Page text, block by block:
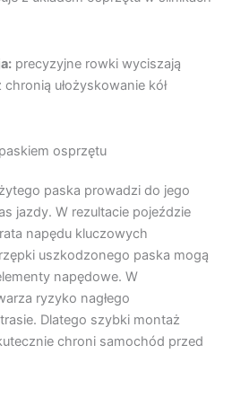
precyzyjne rowki wyciszają
ułożyskowanie kół
osprzętu
paska prowadzi do jego
jazdy. W rezultacie pojeździe
napędu kluczowych
uszkodzonego paska mogą
napędowe. W
ryzyko nagłego
Dlatego szybki montaż
chroni samochód przed